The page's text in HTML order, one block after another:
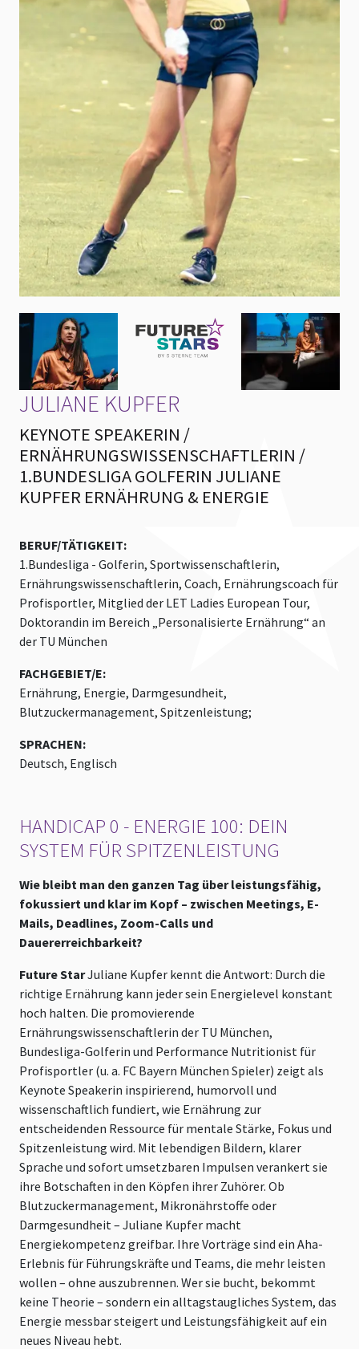
JULIANE KUPFER
KEYNOTE SPEAKERIN /
ERNÄHRUNGSWISSENSCHAFTLERIN /
1.BUNDESLIGA GOLFERIN JULIANE
KUPFER ERNÄHRUNG & ENERGIE
BERUF/TÄTIGKEIT:
1.Bundesliga - Golferin, Sportwissenschaftlerin,
Ernährungswissenschaftlerin, Coach, Ernährungscoach für
Profisportler, Mitglied der LET Ladies European Tour,
Doktorandin im Bereich „Personalisierte Ernährung“ an
der TU München
FACHGEBIET/E:
Ernährung, Energie, Darmgesundheit,
Blutzuckermanagement, Spitzenleistung;
SPRACHEN:
Deutsch, Englisch
HANDICAP 0 - ENERGIE 100: DEIN
SYSTEM FÜR SPITZENLEISTUNG
Wie bleibt man den ganzen Tag über leistungsfähig,
fokussiert und klar im Kopf – zwischen Meetings, E-
Mails, Deadlines, Zoom-Calls und
Dauererreichbarkeit?
Future StarJuliane Kupfer kennt die Antwort: Durch die
richtige Ernährung kann jeder sein Energielevel konstant
hoch halten. Die promovierende
Ernährungswissenschaftlerin der TU München,
Bundesliga-Golferin und Performance Nutritionist für
Profisportler (u. a. FC Bayern München Spieler) zeigt als
Keynote Speakerin inspirierend, humorvoll und
wissenschaftlich fundiert, wie Ernährung zur
entscheidenden Ressource für mentale Stärke, Fokus und
Spitzenleistung wird. Mit lebendigen Bildern, klarer
Sprache und sofort umsetzbaren Impulsen verankert sie
ihre Botschaften in den Köpfen ihrer Zuhörer. Ob
Blutzuckermanagement, Mikronährstoffe oder
Darmgesundheit – Juliane Kupfer macht
Energiekompetenz greifbar. Ihre Vorträge sind ein Aha-
Erlebnis für Führungskräfte und Teams, die mehr leisten
wollen – ohne auszubrennen. Wer sie bucht, bekommt
keine Theorie – sondern ein alltagstaugliches System, das
Energie messbar steigert und Leistungsfähigkeit auf ein
neues Niveau hebt.